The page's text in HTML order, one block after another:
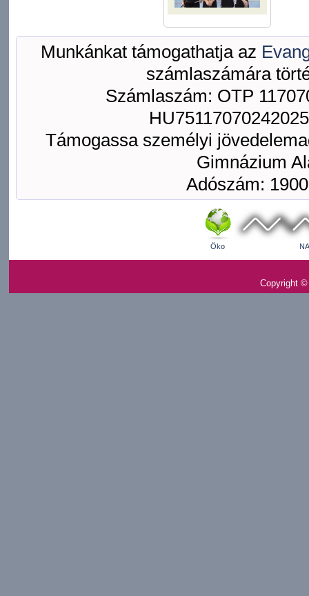
Munkánkat támogathatja az
számlaszámára
Számlaszám: OTP
Támogassa személyi
Gimnázium
Adószám:
Öko
Copyright